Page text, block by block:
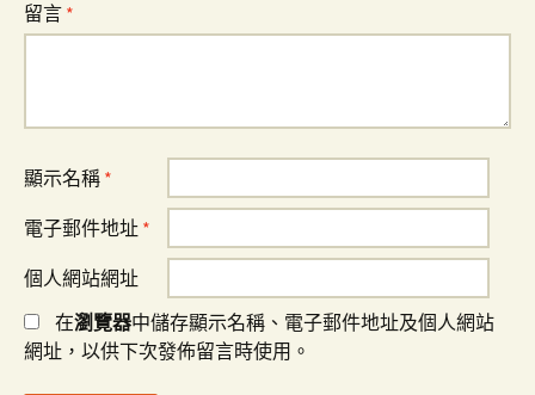
留言 *
顯示名稱 *
電子郵件地址 *
個人網站網址
在瀏覽器中儲存顯示名稱、電子郵件地址及個人網站
網址，以供下次發佈留言時使用。